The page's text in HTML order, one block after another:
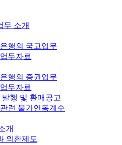
무 소개
행의 국고업무
무자료
행의 증권업무
무자료
발행 및 환매공고
련 물가연동계수
개
외환제도